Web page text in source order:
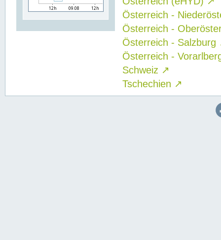
Österreich -
Österreich -
Österreich - Salzburg
Österreich -
Schweiz ↗
Tschechien ↗